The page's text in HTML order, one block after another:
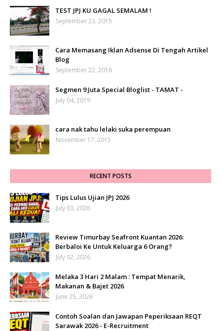
TEST JPJ KU GAGAL SEMALAM !
September 23, 2015
Cara Memasang Iklan Adsense Di Tengah Artikel
Blog
September 22, 2016
Segmen 9 Juta Special Bloglist - TAMAT -
July 04, 2019
cara nak tahu lelaki suka perempuan
November 17, 2015
RECENT POSTS
Tips Lulus Ujian JPJ 2026
July 03, 2026
Review Timurbay Seafront Kuantan 2026:
Berbaloi Ke Untuk Keluarga 6 Orang?
July 02, 2026
Melaka 3 Hari 2 Malam : Tempat Menarik,
Makanan & Bajet 2026
June 25, 2026
Contoh Soalan dan Jawapan Peperiksaan REQT
Sarawak 2026 - E-Recruitment